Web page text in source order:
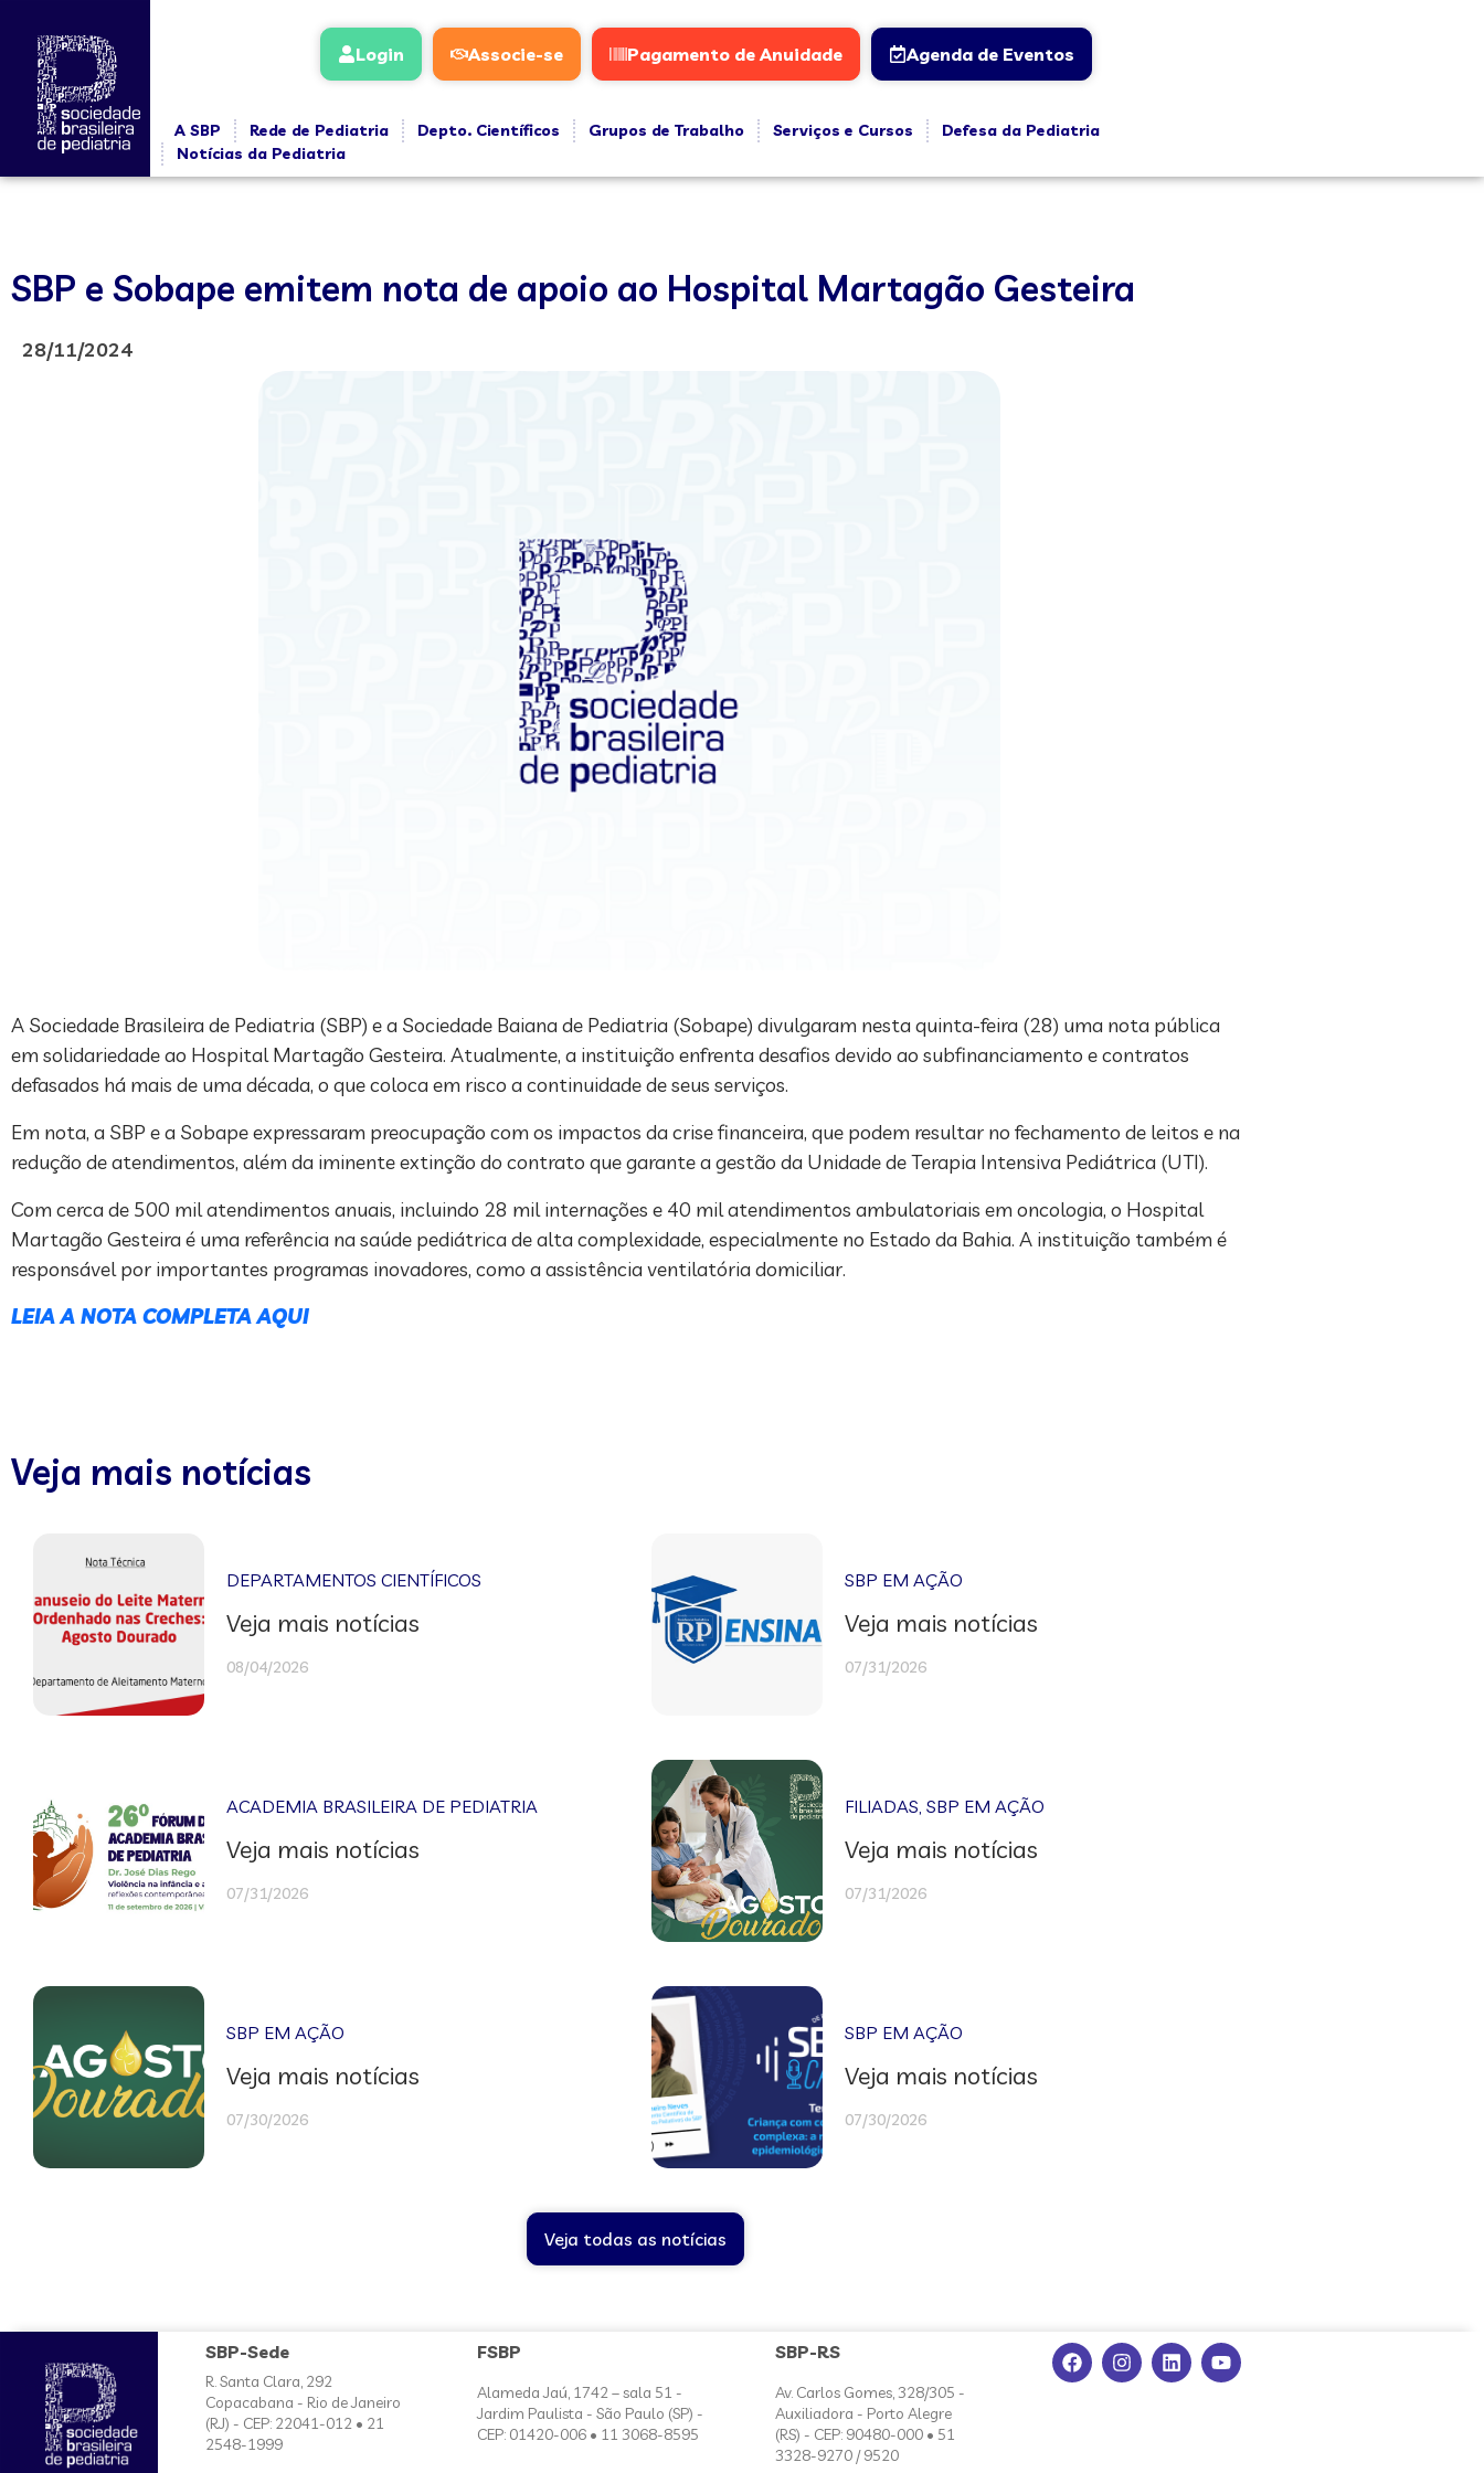
Login Associe-se Pagamento de Anuidade Agenda de Eventos
A SBP Rede de Pediatria Depto. Científicos Grupos de Trabalho Serviços e Cursos
Defesa da Pediatria
Notícias da Pediatria
SBP e Sobape emitem nota de apoio ao Hospital Martagão Gesteira
28/11/2024
A Sociedade Brasileira de Pediatria (SBP) e a Sociedade Baiana de Pediatria (Sobape) divulgaram nesta quinta-feira (28) uma nota pública
em solidariedade ao Hospital Martagão Gesteira. Atualmente, a instituição enfrenta desafios devido ao subfinanciamento e contratos
defasados há mais de uma década, o que coloca em risco a continuidade de seus serviços.
Em nota, a SBP e a Sobape expressaram preocupação com os impactos da crise financeira, que podem resultar no fechamento de leitos e na
redução de atendimentos, além da iminente extinção do contrato que garante a gestão da Unidade de Terapia Intensiva Pediátrica (UTI).
Com cerca de 500 mil atendimentos anuais, incluindo 28 mil internações e 40 mil atendimentos ambulatoriais em oncologia, o Hospital
Martagão Gesteira é uma referência na saúde pediátrica de alta complexidade, especialmente no Estado da Bahia. A instituição também é
responsável por importantes programas inovadores, como a assistência ventilatória domiciliar.
LEIA A NOTA COMPLETA AQUI
Veja mais notícias
DEPARTAMENTOS CIENTÍFICOS
Veja mais notícias
08/04/2026
SBP EM AÇÃO
Veja mais notícias
07/31/2026
ACADEMIA BRASILEIRA DE PEDIATRIA
Veja mais notícias
07/31/2026
FILIADAS ,SBP EM AÇÃO
Veja mais notícias
07/31/2026
SBP EM AÇÃO
Veja mais notícias
07/30/2026
SBP EM AÇÃO
Veja mais notícias
07/30/2026
Veja todas as notícias
SBP-Sede
R. Santa Clara, 292
Copacabana - Rio de Janeiro
(RJ) - CEP: 22041-012 • 21
2548-1999
FSBP
Alameda Jaú, 1742 – sala 51 -
Jardim Paulista - São Paulo (SP) -
CEP: 01420-006 • 11 3068-8595
SBP-RS
Av. Carlos Gomes, 328/305 -
Auxiliadora - Porto Alegre
(RS) - CEP: 90480-000 • 51
3328-9270 / 9520